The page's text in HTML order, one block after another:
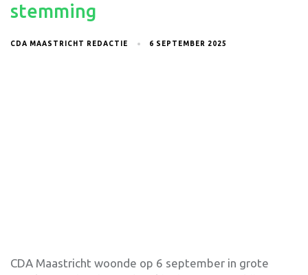
stemming
CDA MAASTRICHT REDACTIE 6 SEPTEMBER 2025
CDA Maastricht woonde op 6 september in grote